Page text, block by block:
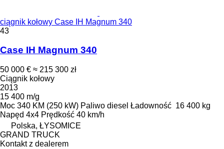
ciągnik kołowy Case IH Magnum 340
43
Case IH Magnum 340
50 000 € ≈ 215 300 zł
Ciągnik kołowy
2013
15 400 m/g
Moc 340 KM (250 kW) Paliwo diesel Ładowność 16 400 kg
Napęd 4x4 Prędkość 40 km/h
Polska, ŁYSOMICE
GRAND TRUCK
Kontakt z dealerem